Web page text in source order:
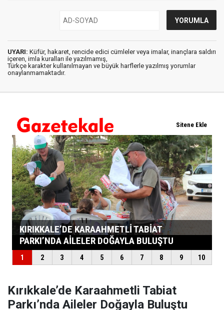
UYARI: Küfür, hakaret, rencide edici cümleler veya imalar, inançlara saldırı
içeren, imla kuralları ile yazılmamış,
Türkçe karakter kullanılmayan ve büyük harflerle yazılmış yorumlar
onaylanmamaktadır.
Kırıkkale’de Karaahmetli Tabiat
Parkı’nda Aileler Doğayla Buluştu